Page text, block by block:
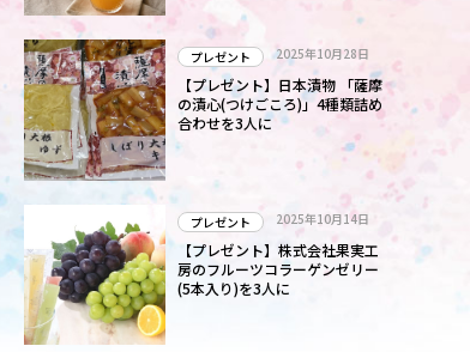
プレゼント 2025年10月28日
【プレゼント】日本漬物 「薩摩
の漬心(つけごころ)」4種類詰め
合わせを3人に
プレゼント 2025年10月14日
【プレゼント】株式会社果実工
房のフルーツコラーゲンゼリー
(5本入り)を3人に